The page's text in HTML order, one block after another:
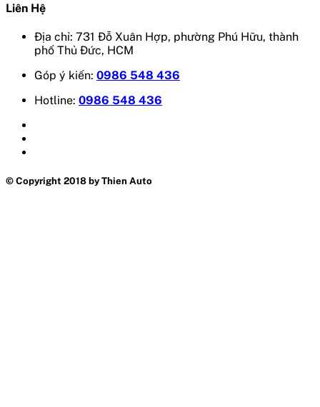
Liên Hệ
Địa chỉ: 731 Đỗ Xuân Hợp, phường Phú Hữu, thành
phố Thủ Đức, HCM
Góp ý kiến: 0986 548 436
Hotline: 0986 548 436
© Copyright 2018 by Thien Auto